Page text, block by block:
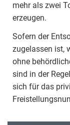
mehr als zwei
erzeugen.
Sofern der
zugelassen ist,
ohne
sind in der
sich für das